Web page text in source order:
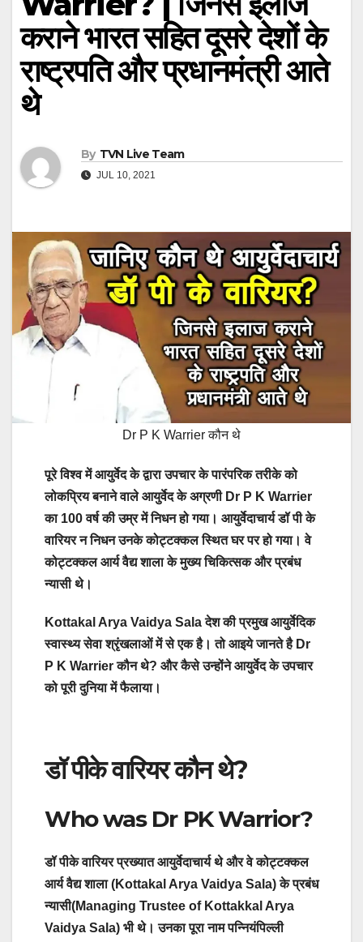
कराने भारत सहित दूसरे देशों के
राष्ट्रपति और प्रधानमंत्री आते
थे
By TVN Live Team
JUL 10, 2021
Dr P K Warrier कौन थे
पूरे विश्व में आयुर्वेद के द्वारा उपचार के पारंपरिक तरीके को
लोकप्रिय बनाने वाले आयुर्वेद के अग्रणी Dr P K Warrier
का 100 वर्ष की उम्र में निधन हो गया। आयुर्वेदाचार्य डॉ पी के
वारियर न निधन उनके कोट्टक्कल स्थित घर पर हो गया। वे
कोट्टक्कल आर्य वैद्य शाला के मुख्य चिकित्सक और प्रबंध
न्यासी थे।
Kottakal Arya Vaidya Sala देश की प्रमुख आयुर्वेदिक
स्वास्थ्य सेवा श्रृंखलाओं में से एक है। तो आइये जानते है Dr
P K Warrier कौन थे? और कैसे उन्होंने आयुर्वेद के उपचार
को पूरी दुनिया में फैलाया।
डॉ पीके वारियर कौन थे?
Who was Dr PK Warrior?
डॉ पीके वारियर प्रख्यात आयुर्वेदाचार्य थे और वे कोट्टक्कल
आर्य वैद्य शाला (Kottakal Arya Vaidya Sala) के प्रबंध
न्यासी(Managing Trustee of Kottakkal Arya
Vaidya Sala) भी थे। उनका पूरा नाम पन्नियंपिल्ली